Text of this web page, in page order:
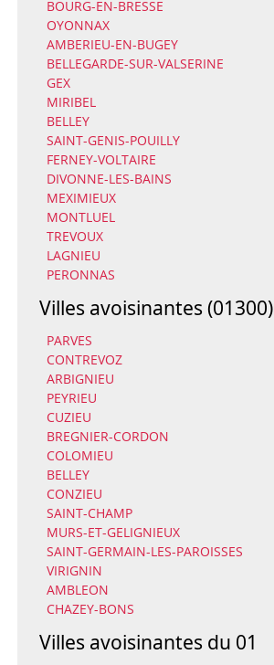
BOURG-EN-BRESSE
OYONNAX
AMBERIEU-EN-BUGEY
BELLEGARDE-SUR-VALSERINE
GEX
MIRIBEL
BELLEY
SAINT-GENIS-POUILLY
FERNEY-VOLTAIRE
DIVONNE-LES-BAINS
MEXIMIEUX
MONTLUEL
TREVOUX
LAGNIEU
PERONNAS
Villes avoisinantes (01300)
PARVES
CONTREVOZ
ARBIGNIEU
PEYRIEU
CUZIEU
BREGNIER-CORDON
COLOMIEU
BELLEY
CONZIEU
SAINT-CHAMP
MURS-ET-GELIGNIEUX
SAINT-GERMAIN-LES-PAROISSES
VIRIGNIN
AMBLEON
CHAZEY-BONS
Villes avoisinantes du 01